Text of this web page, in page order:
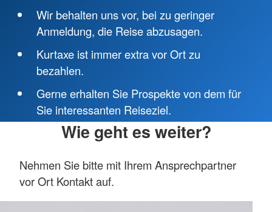
Wir behalten uns vor, bei zu geringer
Anmeldung, die Reise abzusagen.
Kurtaxe ist immer extra vor Ort zu
bezahlen.
Gerne erhalten Sie Prospekte von dem für
Sie interessanten Reiseziel.
Wie geht es weiter?
Nehmen Sie bitte mit Ihrem Ansprechpartner
vor Ort Kontakt auf.